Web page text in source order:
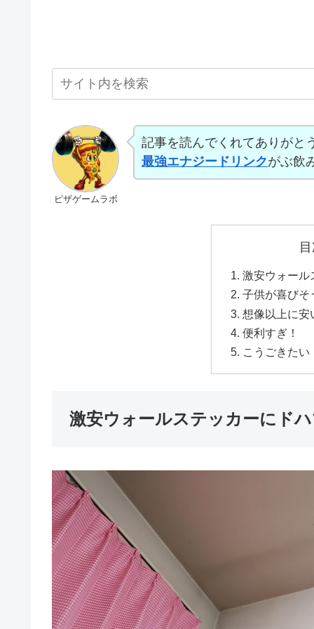
ピザゲームラボ
記事を読んでくれてありがと
最強エナジードリンクがぶ飲
激安ウォール
子供が喜びそ
想像以上に安
便利すぎ！
こうごきたい
激安ウォールステッカーにド